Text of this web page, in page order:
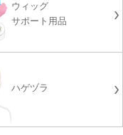
ウィッグ
サポート用品
ハゲヅラ